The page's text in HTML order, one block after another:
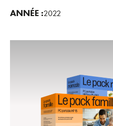
ANNÉE :2022